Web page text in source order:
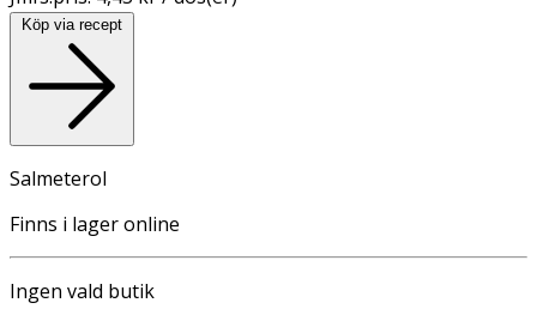
Köp via recept
Salmeterol
Finns i lager online
Ingen vald butik